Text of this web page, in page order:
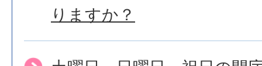
りますか？